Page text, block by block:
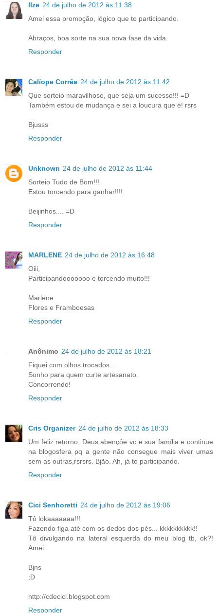
Ilze 24 de julho de 2012 às 11:38
Amei essa promoção, lógico que to participando.
Abraços, boa sorte na sua nova fase da vida.
Responder
Calíope Corrêa 24 de julho de 2012 às 11:42
Que sorteio maravilhoso, que seja um sucesso!!! =D
Também estou de mudança e sei a loucura que é! rsrs
Bjusss
Responder
Unknown 24 de julho de 2012 às 11:44
Sorteio Tudo de Bom!!!
Estou torcendo para ganhar!!!!
Beijinhos.... =D
Responder
MARLENE 24 de julho de 2012 às 16:48
Oiii,
Participandooooooo e torcendo muito!!!
Marlene
Flores e Framboesas
Responder
Anônimo 24 de julho de 2012 às 18:21
Fiquei com olhos trocados....
Sonho para quem curte artesanato.
Concorrendo!
Responder
Cris Organizer 24 de julho de 2012 às 18:33
Um feliz retorno, Deus abençôe vc e sua família e continue
na blogosfera pq a gente não consegue mais viver umas
sem as outras,rsrsrs. Bjão. Ah, já to participando.
Responder
Cici Senhoretti 24 de julho de 2012 às 19:06
Tô lokaaaaaaa!!!
Fazendo figa até com os dedos dos pés... kkkkkkkkkk!!
Tô divulgando na lateral esquerda do meu blog tb, ok?!
Amei.
Bjns
;D
http://cdecici.blogspot.com
Responder